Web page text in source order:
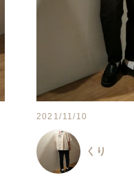
2021/11/10
くり